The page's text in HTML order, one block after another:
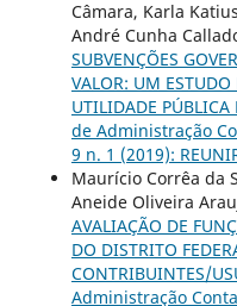
Câmara, Karla
André Cunha
SUBVENÇÕES
VALOR: UM ESTUDO
UTILIDADE PÚBLICA
de Administração
9 n. 1 (2019):
Maurício Corrêa da
Aneide Oliveira
AVALIAÇÃO DE
DO DISTRITO
CONTRIBUINTES/
Administração